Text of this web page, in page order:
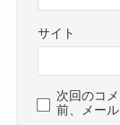
サイト
次回のコ
前、メー